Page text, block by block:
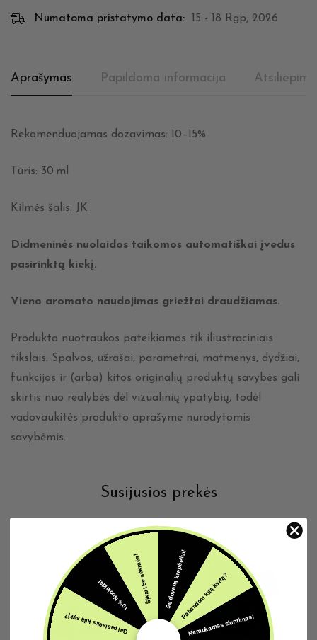
Numatoma pristatymo data: 15 - 18 Rgp, 2026
Aprašymas Papildoma informacija
Rekomenduojamas dozavimas: 10–15%
Tūris: 30 ml
Kilmės šalis: JK
Didmeninės nuolaidos taikomos automatiškai įvedus
pasirinktą kiekį.
Vieno aromato naudojimas griežtai draudžiamas.
Produkto nuotraukos pateikiamos tik iliustraciniais
tikslais. Spalvos, užrašai, parametrai, matmenys, dydžiai,
funkcijos ir (arba) kitos originalių produktų savybės gali
skirtis nuo realybės dėl vizualinių ypatybių, todėl
vadovaukitės produkto aprašyme nurodytomis
savybėmis.
Susijusios prekės
5€ dovana krepšeliui!Pabandom kitą kartą?
Nemokamas siuntimas!
Gal pasiseks kitą sykį?
10% Nuolaida!Šįkart be sėkmės!